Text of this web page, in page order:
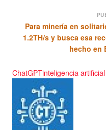
Para minería en
1.2TH/s y busca esa
hecho en
ChatGPTinteligencia artificial